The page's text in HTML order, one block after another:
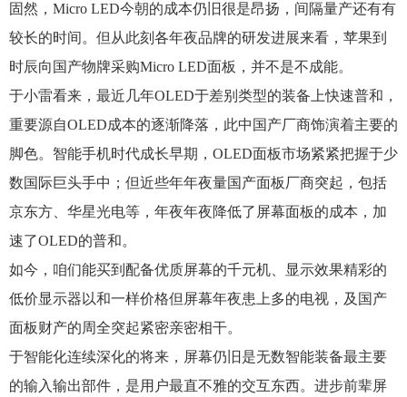
固然，Micro LED今朝的成本仍旧很是昂扬，间隔量产还有有
较长的时间。但从此刻各年夜品牌的研发进展来看，苹果到
时辰向国产物牌采购Micro LED面板，并不是不成能。
于小雷看来，最近几年OLED于差别类型的装备上快速普和，
重要源自OLED成本的逐渐降落，此中国产厂商饰演着主要的
脚色。智能手机时代成长早期，OLED面板市场紧紧把握于少
数国际巨头手中；但近些年年夜量国产面板厂商突起，包括
京东方、华星光电等，年夜年夜降低了屏幕面板的成本，加
速了OLED的普和。
如今，咱们能买到配备优质屏幕的千元机、显示效果精彩的
低价显示器以和一样价格但屏幕年夜患上多的电视，及国产
面板财产的周全突起紧密亲密相干。
于智能化连续深化的将来，屏幕仍旧是无数智能装备最主要
的输入输出部件，是用户最直不雅的交互东西。进步前辈屏